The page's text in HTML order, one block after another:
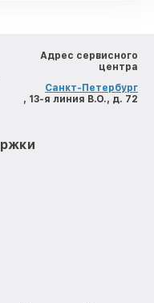
Адрес сервисного
центра
Санкт-Петербург
, 13-я линия В.О., д. 72